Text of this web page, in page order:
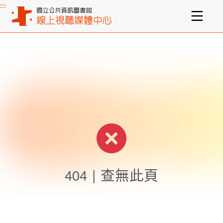
主要內容區塊
:::
404 | 查無此頁